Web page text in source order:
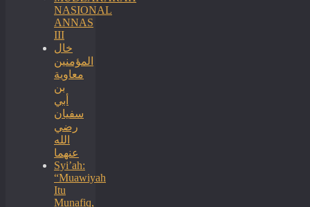
NASIONAL
ANNAS
III
خال
المؤمنين
معاوية
بن
أبي
سفيان
رضي
الله
عنهما
Syi’ah:
“Muawiyah
Itu
Munafiq,